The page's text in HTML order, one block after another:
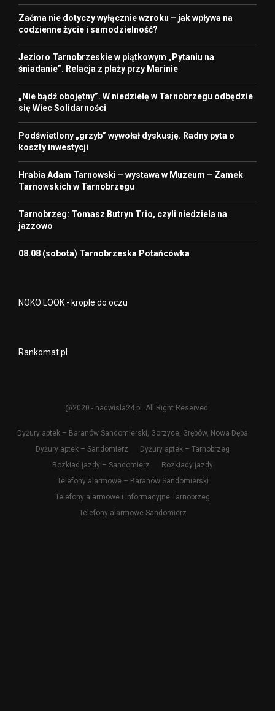
Zaćma nie dotyczy wyłącznie wzroku – jak wpływa na
codzienne życie i samodzielność?
Jezioro Tarnobrzeskie w piątkowym „Pytaniu na
śniadanie”. Relacja z plaży przy Marinie
„Nie bądź obojętny”. W niedzielę w Tarnobrzegu odbędzie
się Wiec Solidarności
Podświetlony „grzyb” wywołał dyskusję. Radny pyta o
koszty inwestycji
Hrabia Adam Tarnowski – wystawa w Muzeum – Zamek
Tarnowskich w Tarnobrzegu
Tarnobrzeg: Tomasz Butryn Trio, czyli niedziela na
jazzowo
08.08 (sobota) Tarnobrzeska Potańcówka
NOKO LOOK - krople do oczu
Rankomat.pl
@2020 - nadwisla24.pl. All Right Reserved.
Dyżury aptek – Baranów Sandomierski, Gorzyce, Grębów, Nowa Dęba
Dyżury aptek – Sandomierz
Dyżury aptek – Tarnobrzeg
Rozkład jazdy – Sandomierz
Rozkłady jazdy
Telefony alarmowe – Baranów Sandomierski
Telefony alarmowe i informacyjne Tarnobrzeg
Telefony alarmowe Sandomierz